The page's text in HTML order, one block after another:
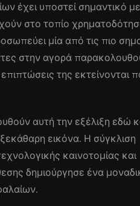
έχει υποστεί σημαντικό
στο τοπίο
μία από τις πιο
στην αγορά
της εκτείνονται
αυτή την εξέλιξη εδώ
εικόνα. Η σύγκλιση
καινοτομίας και
δημιούργησε ένα